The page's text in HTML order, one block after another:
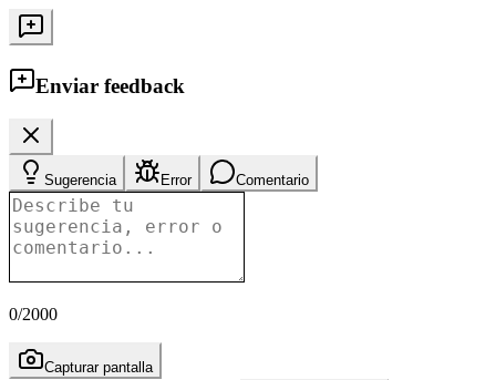
Enviar feedback
Sugerencia Error Comentario
0/2000
Capturar pantalla